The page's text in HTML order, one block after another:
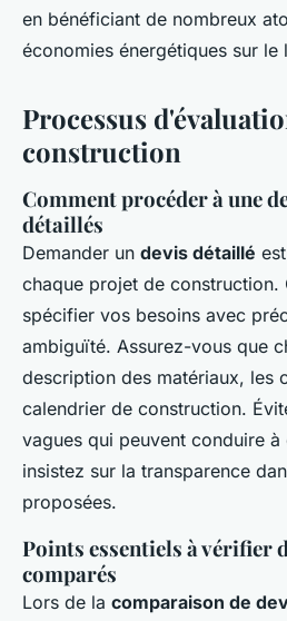
en bénéficiant de nombreux
économies énergétiques sur le
Processus
construction
Comment procéder à une
détaillés
Demander un devis détaillé
chaque projet de construction.
spécifier vos besoins avec
ambiguïté. Assurez-vous que
description des matériaux, les
calendrier de construction.
vagues qui peuvent conduire
insistez sur la transparence
proposées.
Points essentiels à vérifier
comparés
Lors de la comparaison de